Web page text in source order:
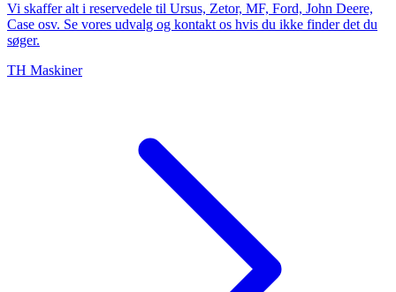
Vi skaffer alt i reservedele til Ursus, Zetor, MF, Ford, John Deere,
Case osv. Se vores udvalg og kontakt os hvis du ikke finder det du
søger.
TH Maskiner